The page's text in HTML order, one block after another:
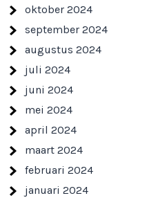
oktober 2024
september 2024
augustus 2024
juli 2024
juni 2024
mei 2024
april 2024
maart 2024
februari 2024
januari 2024